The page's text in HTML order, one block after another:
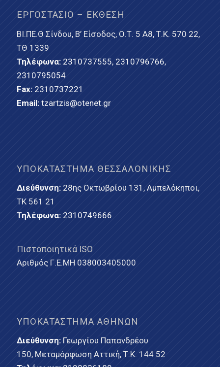
ΕΡΓΟΣΤΆΣΙΟ – ΈΚΘΕΣΗ
ΒΙ.ΠΕ.Θ Σίνδου, Β’ Είσοδος, Ο.Τ. 5 Α8, Τ.Κ. 570 22,
ΤΘ 1339
Τηλέφωνα: 2310737555, 2310796766,
2310795054
Fax: 2310737221
Email: tzartzis@otenet.gr
ΥΠΟΚΑΤΆΣΤΗΜΑ ΘΕΣΣΑΛΟΝΊΚΗΣ
Διεύθυνση:28ης Οκτωβρίου 131, Αμπελόκηποι,
ΤΚ 561 21
Τηλέφωνα: 2310749666
Πιστοποιητικά ISO
Αριθμός Γ.Ε.ΜΗ 038003405000
ΥΠΟΚΑΤΆΣΤΗΜΑ ΑΘΗΝΏΝ
Διεύθυνση:Γεωργίου Παπανδρέου
150, Μεταμόρφωση Αττική, Τ.Κ. 144 52